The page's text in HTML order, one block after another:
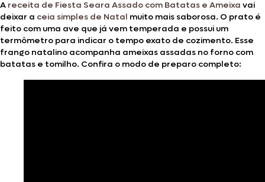
A receita de Fiesta Seara Assado com Batatas e Ameixa vai
deixar a ceia simples de Natal muito mais saborosa. O prato é
feito com uma ave que já vem temperada e possui um
termômetro para indicar o tempo exato de cozimento. Esse
frango natalino acompanha ameixas assadas no forno com
batatas e tomilho. Confira o modo de preparo completo: